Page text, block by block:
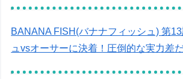
BANANA FISH(バナナフィッシュ) 第
ュvsオーサーに決着！圧倒的な実力差